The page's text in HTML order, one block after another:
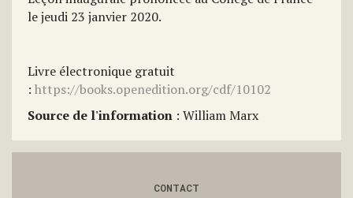
le jeudi 23 janvier 2020.
Livre électronique gratuit
: https://books.openedition.org/cdf/10102
Source de l'information : William Marx
CONTACT